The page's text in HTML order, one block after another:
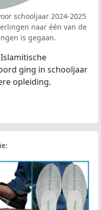
schooljaar 2024-2025
naar één van de
is gegaan.
ging in schooljaar
opleiding.